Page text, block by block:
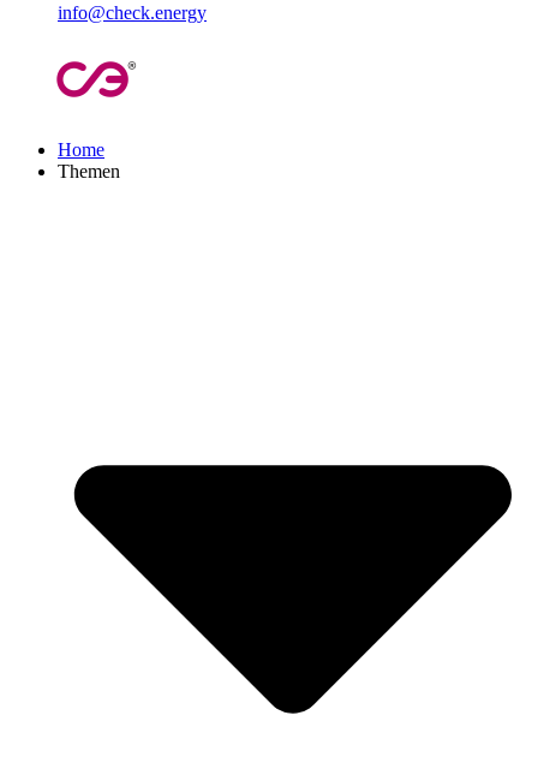
info@check.energy
Home
Themen